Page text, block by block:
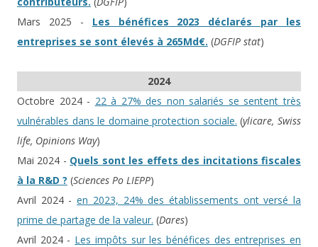
Mars 2025 - Les bénéfices 2023 déclarés par les
entreprises se sont élevés à 265Md€. (DGFIP stat)
2024
Octobre 2024 - 22 à 27% des non salariés se sentent très
vulnérables dans le domaine protection sociale. (ylicare, Swiss
life, Opinions Way)
Mai 2024 - Quels sont les effets des incitations fiscales
à la R&D ? (Sciences Po LIEPP)
Avril 2024 -en 2023, 24% des établissements ont versé la
prime de partage de la valeur. (Dares)
Avril 2024 - Les impôts sur les bénéfices des entreprises en